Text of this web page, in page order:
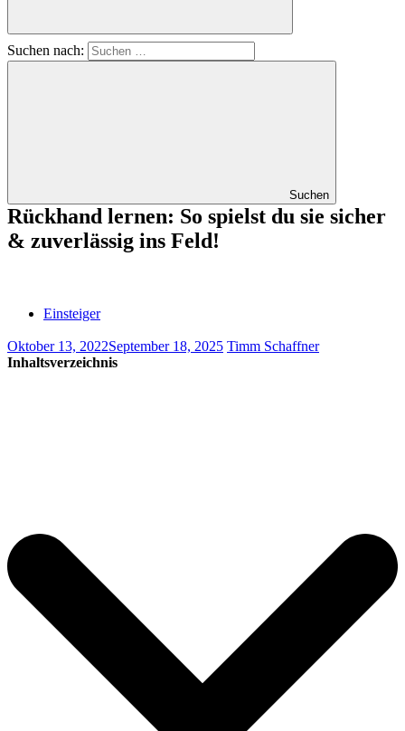
Suchen nach:
Suchen
Rückhand lernen: So spielst du sie sicher
& zuverlässig ins Feld!
Einsteiger
Oktober 13, 2022September 18, 2025 Timm Schaffner
Inhaltsverzeichnis